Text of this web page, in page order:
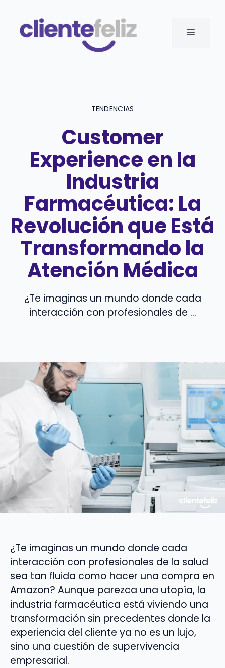
contenido
MENÚ
TENDENCIAS
Customer
Experience en la
Industria
Farmacéutica: La
Revolución que Está
Transformando la
Atención Médica
¿Te imaginas un mundo donde cada
interacción con profesionales de ...
¿Te imaginas un mundo donde cada
interacción con profesionales de la salud
sea tan fluida como hacer una compra en
Amazon? Aunque parezca una utopía, la
industria farmacéutica está viviendo una
transformación sin precedentes donde la
experiencia del cliente ya no es un lujo,
sino una cuestión de supervivencia
empresarial.